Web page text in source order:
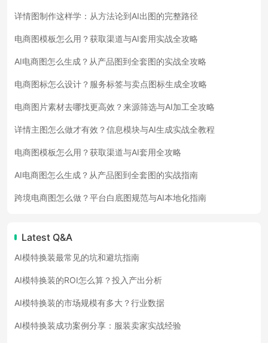
详情图制作这样学：从方法论到AI出图的完整路径
电商图模板怎么用？获取渠道与AI套用实战全攻略
AI电商图怎么生成？从产品图到全套图的实战全攻略
电商图标怎么设计？服务标签与卖点图标生成全攻略
电商图片素材去哪找更高效？来源筛选与AI加工全攻略
详情主图怎么做才有效？信息模块与AI生成实战全教程
电商图模板怎么用？获取渠道与AI套用全攻略
AI电商图怎么生成？从产品图到全套图的实战指南
跨境电商图怎么做？平台白底图规范与AI本地化指南
Latest Q&A
AI模特换装最常见的坑和避坑指南
AI模特换装的ROI怎么算？投入产出分析
AI模特换装的市场规模有多大？行业数据
AI模特换装成功案例分享：服装卖家实战经验